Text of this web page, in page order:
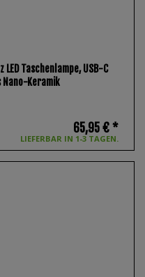
LED Taschenlampe, USB-C
Keramik
LIEFERBAR IN 1-3 TAGEN.
65,95 € *